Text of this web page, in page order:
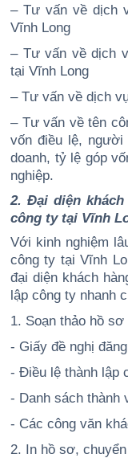
– Tư vấn về dịch
Vĩnh Long
– Tư vấn về dịch
tại Vĩnh Long
– Tư vấn về dịch
– Tư vấn về tên
vốn điều lệ, người
doanh, tỷ lệ góp
nghiệp.
2. Đại diện
công ty tại Vĩnh
Với kinh nghiệm
công ty tại Vĩnh
đại diện khách
lập công ty nhanh
1. Soạn thảo hồ
- Giấy đề nghị
- Điều lệ thành lập
- Danh sách thành
- Các công văn
2. In hồ sơ,